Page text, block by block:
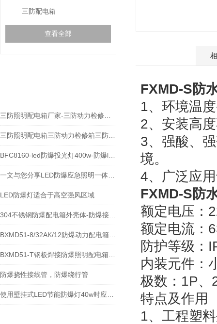
三防配电箱
查看全部
LED防爆灯适合于高空强风区域
防爆挠性接线管，防爆绕行管
FXMD-S防
1、环境温
2、安装高
3、强酸、
境。
4、广泛应
FXMD-S防
额定电压：
额定电流：
防护等级：
内装元件：
极数：1P、
特点及作用
1、工程塑